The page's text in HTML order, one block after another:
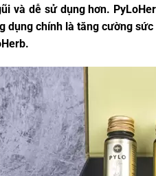
và dễ sử dụng hơn.
dụng chính là tăng cường